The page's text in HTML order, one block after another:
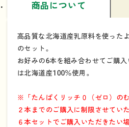
商品について
高品質な北海道産乳原料を使った
のセット。
お好みの6本を組み合わせてご購
は北海道産100％使用。
※「たんぱくリッチ０（ゼロ）の
２本までのご購入に制限させてい
６本セットでご購入いただきたい場